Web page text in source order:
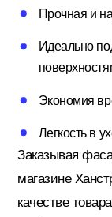
Прочная и
Идеально
Экономия
Легкость в
Заказывая
магазине
качестве